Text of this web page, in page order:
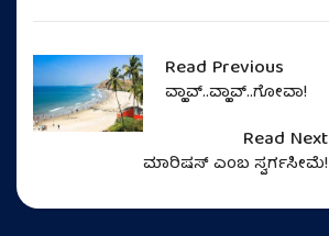
Read Previous
ವ್ಹಾವ್..ವ್ಹಾವ್..ಗೋವಾ!
Read Next
ಮಾರಿಷಸ್‌ ಎಂಬ ಸ್ವರ್ಗಸೀಮೆ!